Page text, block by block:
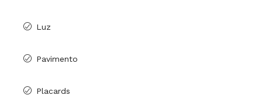
Luz
Pavimento
Placards